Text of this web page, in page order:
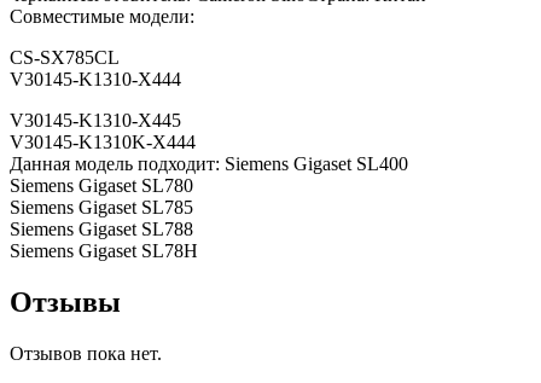
Совместимые модели:
CS-SX785CL
V30145-K1310-X444
V30145-K1310-X445
V30145-K1310K-X444
Данная модель подходит: Siemens Gigaset SL400
Siemens Gigaset SL780
Siemens Gigaset SL785
Siemens Gigaset SL788
Siemens Gigaset SL78H
Отзывы
Отзывов пока нет.